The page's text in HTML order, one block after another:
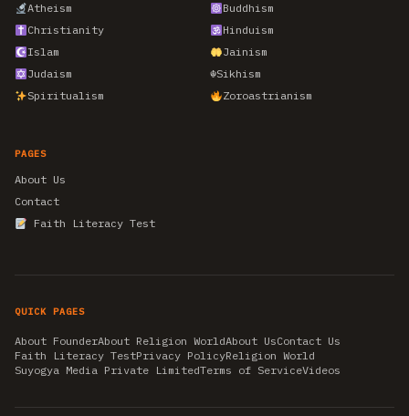
Atheism
Buddhism
Christianity
Hinduism
Islam
Jainism
Judaism
☬Sikhism
Spiritualism
Zoroastrianism
PAGES
About Us
Contact
Faith Literacy Test
QUICK PAGES
About FounderAbout Religion WorldAbout UsContact Us
Faith Literacy TestPrivacy PolicyReligion World
Suyogya Media Private LimitedTerms of ServiceVideos